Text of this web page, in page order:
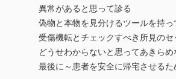
異常があると思って診る
偽物と本物を見分けるツールを持っ
受傷機転とチェックすべき所見のセ
どうせわからないと思ってあきらめ
最後に～患者を安全に帰宅させるた